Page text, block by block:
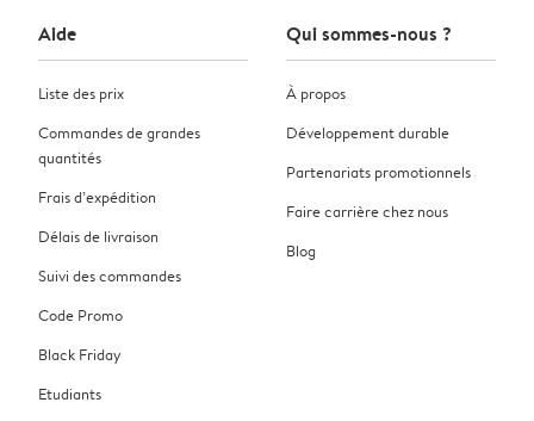
Aide
Liste des prix
Commandes de grandes
quantités
Frais d’expédition
Délais de livraison
Suivi des commandes
Code Promo
Black Friday
Etudiants
Qui sommes-nous ?
À propos
Développement durable
Partenariats promotionnels
Faire carrière chez nous
Blog